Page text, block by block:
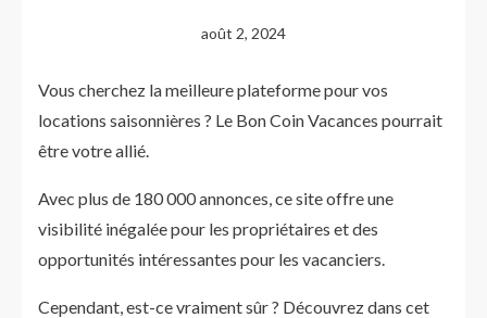
août 2, 2024
Vous cherchez la meilleure plateforme pour vos
locations saisonnières ? Le Bon Coin Vacances pourrait
être votre allié.
Avec plus de 180 000 annonces, ce site offre une
visibilité inégalée pour les propriétaires et des
opportunités intéressantes pour les vacanciers.
Cependant, est-ce vraiment sûr ? Découvrez dans cet